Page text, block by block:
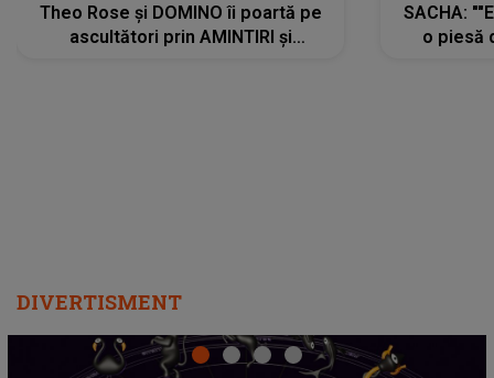
Theo Rose și DOMINO îi poartă pe
ascultători prin AMINTIRI și
SACHA:
o piesă
DIVERTISMENT